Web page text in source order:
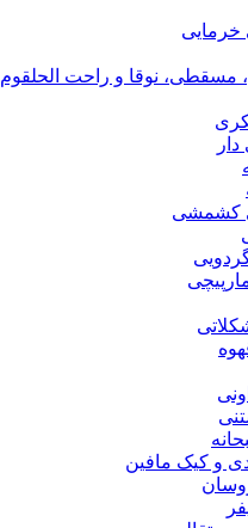
خرمایی
مسقطی، نوقا و راحت الحلقوم
کشمشی
و کیک مافین